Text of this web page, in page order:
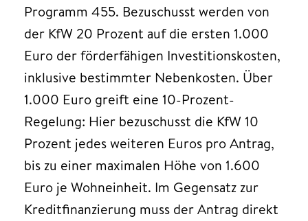
Programm 455. Bezuschusst werden von
der KfW 20 Prozent auf die ersten 1.000
Euro der förderfähigen Investitionskosten,
inklusive bestimmter Nebenkosten. Über
1.000 Euro greift eine 10-Prozent-
Regelung: Hier bezuschusst die KfW 10
Prozent jedes weiteren Euros pro Antrag,
bis zu einer maximalen Höhe von 1.600
Euro je Wohneinheit. Im Gegensatz zur
Kreditfinanzierung muss der Antrag direkt